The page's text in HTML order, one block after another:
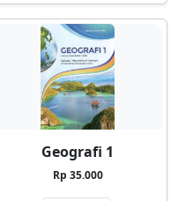
Geografi 1
Rp 35.000